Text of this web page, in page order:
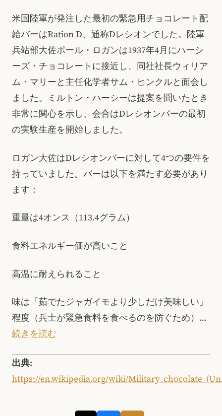
米国陸軍が発注した最初の緊急用チョコレート配
給バーはRation D、通称Dレシオンでした。陸軍
兵站部大佐ポール・ロガンは1937年4月にハーシ
ーズ・チョコレートに接近し、同社社長ウィリア
ム・マリーと主任化学者サム・ヒンクルと面会し
ました。ミルトン・ハーシーは提案を聞いたとき
非常に関心を示し、会合はDレシオンバーの最初
の実験生産を開始しました。
ロガン大佐はDレシオンバーに対して4つの要件を
持っていました。バーは以下を満たす必要があり
ます：
重量は4オンス（113.4グラム）
食料エネルギー価が高いこと
高温に耐えられること
味は「茹でたジャガイモより少しだけ美味しい」
程度（兵士が緊急食料を食べるのを防ぐため）…
続きを読む
出典:
https://en.wikipedia.org/wiki/